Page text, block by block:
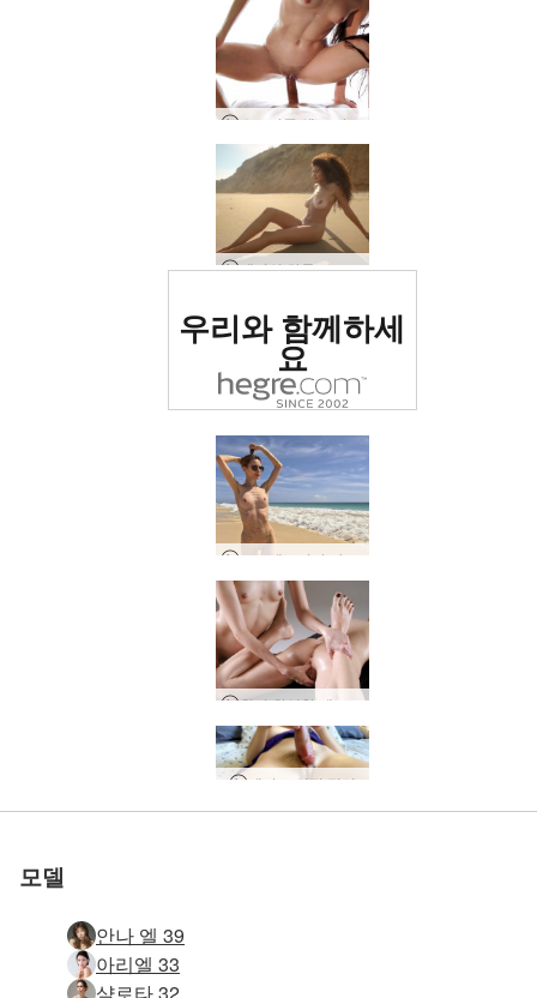
오르가즘 섹스 마사지
테티의 하루, 오데사, 우크라이나
로 평가됨
우리와 함께하세
요
프로세르피나 카보 베르데
제이드 성적 정신
헤라 퓨어 셀프 플레저제이드 - 섹시한 디지털 유목민의 푸켓으로의 탈출
앨리 아시아 첫 에로틱 사진 촬영
세계 1위 에로틱 사이트
우리와 함께하세
요
루비 정글 호텔 촬영이반 & 올리 아날 섹스
Ksenia L의 하루, Bila Tserkva, 우크라이나
Alina의 하루, Lviv, 우크라이나 파트 1
엠마엠과 헤라 걸 걸 파워
Hareniks의 하루, 우크라이나 키예프
세계 1위 에로틱 사이트
우리와 함께하세
요
모든 Moloko 및 Hera 사진 세션
루비 도미니카 여신
제이드의 솔로 섹스 모험
Allie Asia 방콕 사진 제작이반과 올리의 열렬한 연인
이반과 올리의 천국에서의 구술적 열정
다이애나의 일상, 우크라이나 키이우
Anna L 산부인과 사진
Allie Asia 조용한 오르가즘
Allie 아시아 수분이 많은 오르가즘
세계 1위 에로틱 사이트
우리와 함께하세
요
Inga Solo Sex On Mirror
Ruby 친밀하고 개인적인올리와 이반의 음탕한 욕망
몰리 솔로 섹스
안나 L 에로틱 여신
안나 l 그녀의 음부를 쓰다듬어
세계 1위 에로틱 사이트
우리와 함께하세
요
오르가슴 풍부한 마사지
고로 앤 트로피 블로우잡 뷰티Ariel Marika Melena Mira 4 누드 비치 님프
멜레나 마리아 딜도 Deepthroat
헤라, 마이크, 릭 삼인조
루비 마을 여행
세계 1위 에로틱 사이트
우리와 함께하세
요
안나 엘 누드 비치 사진 촬영
모델
안나 엘 39
아리엘 33